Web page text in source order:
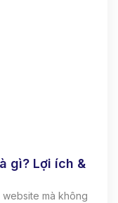
gì? Lợi ích &
mà không